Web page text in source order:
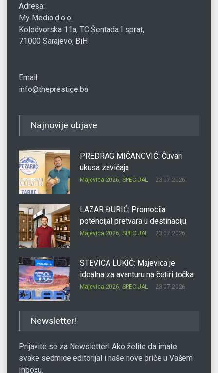
Adresa:
My Media d.o.o.
Kolodvorska 11a, TC Šentada I sprat,
71000 Sarajevo, BiH
Email:
info@theprestige.ba
Najnovije objave
PREDRAG MIĆANOVIĆ: Čuvari
ukusa zavičaja
Majevica 2026, SPECIJAL 23.07.2026.
LAZAR ĐURIĆ: Promocija
potencijal pretvara u destinaciju
Majevica 2026, SPECIJAL 23.07.2026.
STEVICA LUKIĆ: Majevica je
idealna za avanturu na četiri točka
Majevica 2026, SPECIJAL 23.07.2026.
Newsletter!
Prijavite se za Newsletter! Ako želite da imate
svake sedmice editorijal i naše nove priče u Vašem
Inboxu.